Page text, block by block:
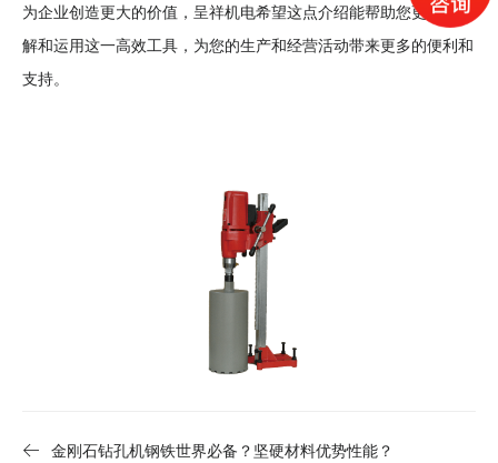
为企业创造更大的价值，呈祥机电希望这点介绍能帮助您更好地理
解和运用这一高效工具，为您的生产和经营活动带来更多的便利和
支持。
金刚石钻孔机钢铁世界必备？坚硬材料优势性能？